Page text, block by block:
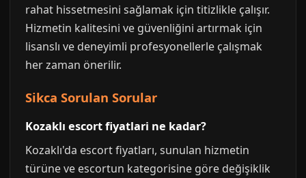
rahat hissetmesini sağlamak için titizlikle çalışır.
Hizmetin kalitesini ve güvenliğini artırmak için
lisanslı ve deneyimli profesyonellerle çalışmak
her zaman önerilir.
Sikca Sorulan Sorular
Kozaklı escort fiyatlari ne kadar?
Kozaklı'da escort fiyatları, sunulan hizmetin
türüne ve escortun kategorisine göre değişiklik